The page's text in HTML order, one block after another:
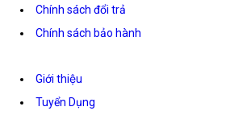
Chính sách đổi trả
Chính sách bảo hành
Giới thiệu
Tuyển Dụng